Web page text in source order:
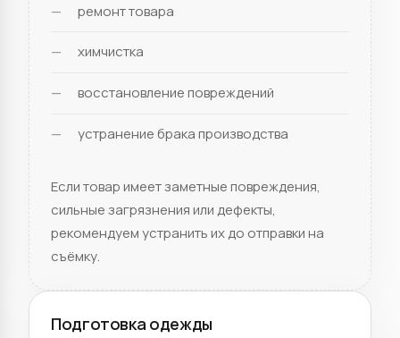
ремонт товара
химчистка
восстановление повреждений
устранение брака производства
Если товар имеет заметные повреждения,
сильные загрязнения или дефекты,
рекомендуем устранить их до отправки на
съёмку.
Подготовка одежды